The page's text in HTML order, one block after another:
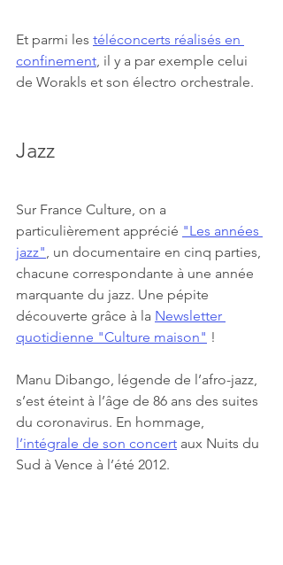
Et parmi les téléconcerts réalisés en
confinement, il y a par exemple celui
de Worakls et son électro orchestrale.
Jazz
Sur France Culture, on a
particulièrement apprécié "Les années
jazz", un documentaire en cinq parties,
chacune correspondante à une année
marquante du jazz. Une pépite
découverte grâce à la Newsletter
quotidienne "Culture maison" !
Manu Dibango, légende de l’afro-jazz,
s’est éteint à l’âge de 86 ans des suites
du coronavirus. En hommage,
l’intégrale de son concert aux Nuits du
Sud à Vence à l’été 2012.